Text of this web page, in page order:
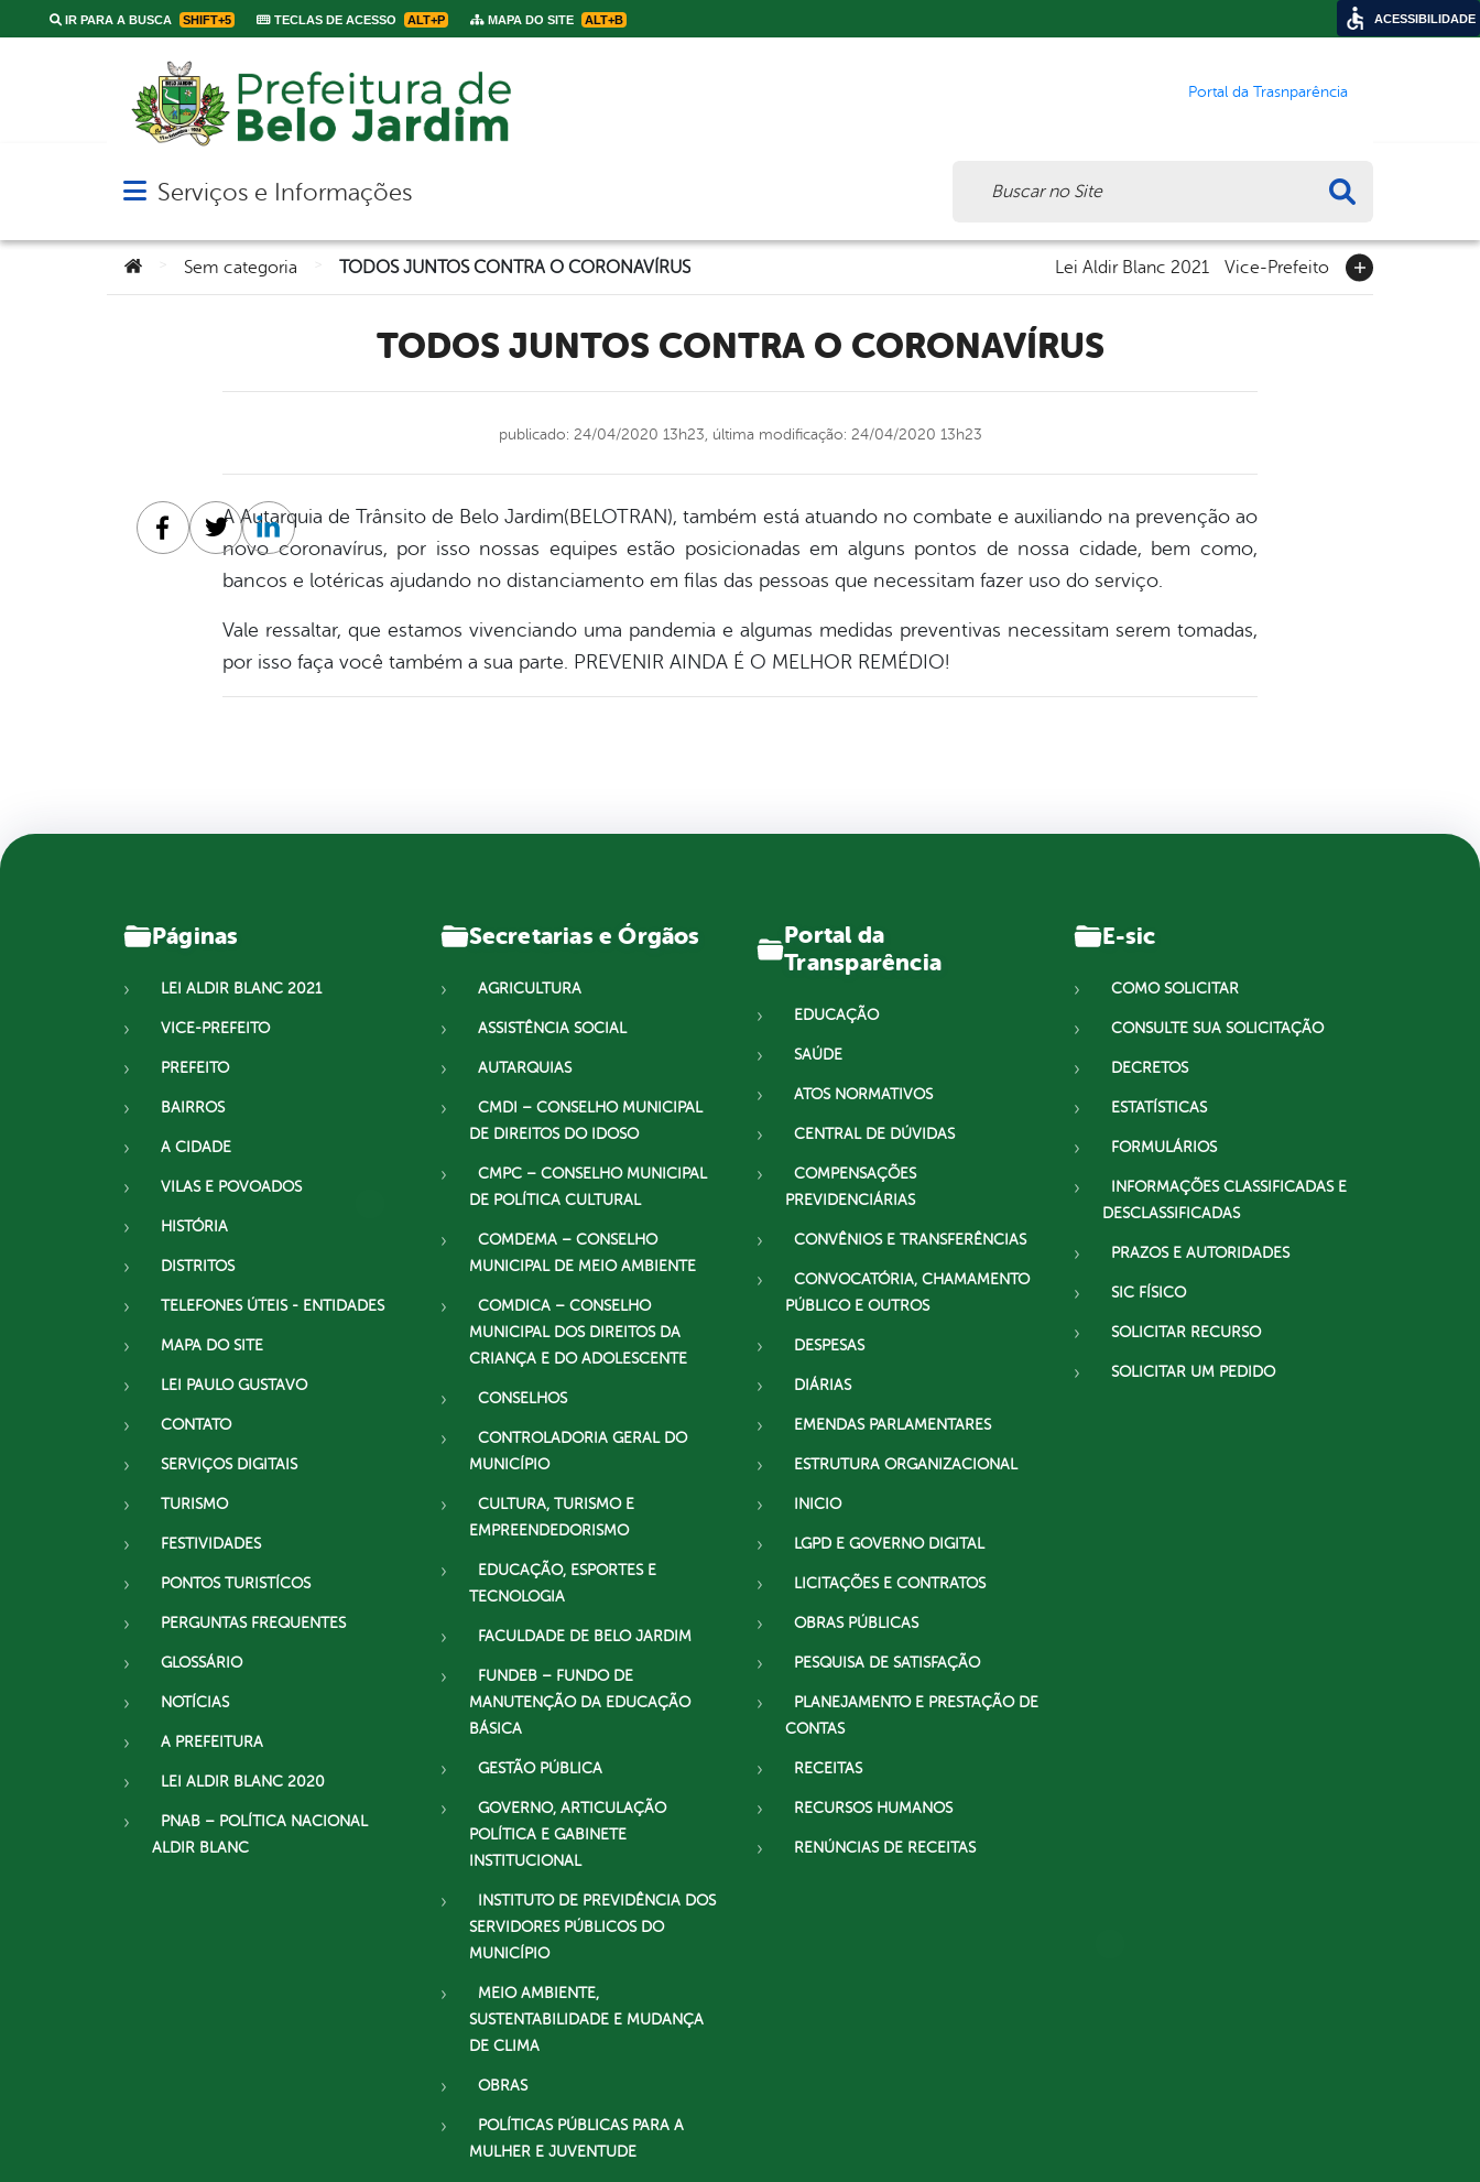
IR PARA A BUSCA SHIFT+5 TECLAS DE ACESSO ALT+P MAPA DO SITE ALT+B
Portal da Trasnparência
Abrir menu principal de navegação
Serviços e Informações
Você está aqui:Sem categoria TODOS JUNTOS CONTRA O CORONAVÍRUS Lei Aldir Blanc 2021 Vice-Prefeito
TODOS JUNTOS CONTRA O CORONAVÍRUS
publicado: 24/04/2020 13h23, última modificação: 24/04/2020 13h23
A Autarquia de Trânsito de Belo Jardim(BELOTRAN), também está atuando no combate e auxiliando na prevenção ao
novo coronavírus, por isso nossas equipes estão posicionadas em alguns pontos de nossa cidade, bem como,
bancos e lotéricas ajudando no distanciamento em filas das pessoas que necessitam fazer uso do serviço.
Vale ressaltar, que estamos vivenciando uma pandemia e algumas medidas preventivas necessitam serem tomadas,
por isso faça você também a sua parte. PREVENIR AINDA É O MELHOR REMÉDIO!
Facebook
TwitterLinkedin
Páginas
LEI ALDIR BLANC 2021
VICE-PREFEITO
PREFEITO
BAIRROS
A CIDADE
VILAS E POVOADOS
HISTÓRIA
DISTRITOS
TELEFONES ÚTEIS - ENTIDADES
MAPA DO SITE
LEI PAULO GUSTAVO
CONTATO
SERVIÇOS DIGITAIS
TURISMO
FESTIVIDADES
PONTOS TURISTÍCOS
PERGUNTAS FREQUENTES
GLOSSÁRIO
NOTÍCIAS
A PREFEITURA
LEI ALDIR BLANC 2020
PNAB – POLÍTICA NACIONAL
ALDIR BLANC
Secretarias e Órgãos
AGRICULTURA
ASSISTÊNCIA SOCIAL
AUTARQUIAS
CMDI – CONSELHO MUNICIPAL
DE DIREITOS DO IDOSO
CMPC – CONSELHO MUNICIPAL
DE POLÍTICA CULTURAL
COMDEMA – CONSELHO
MUNICIPAL DE MEIO AMBIENTE
COMDICA – CONSELHO
MUNICIPAL DOS DIREITOS DA
CRIANÇA E DO ADOLESCENTE
CONSELHOS
CONTROLADORIA GERAL DO
MUNICÍPIO
CULTURA, TURISMO E
EMPREENDEDORISMO
EDUCAÇÃO, ESPORTES E
TECNOLOGIA
FACULDADE DE BELO JARDIM
FUNDEB – FUNDO DE
MANUTENÇÃO DA EDUCAÇÃO
BÁSICA
GESTÃO PÚBLICA
GOVERNO, ARTICULAÇÃO
POLÍTICA E GABINETE
INSTITUCIONAL
INSTITUTO DE PREVIDÊNCIA DOS
SERVIDORES PÚBLICOS DO
MUNICÍPIO
MEIO AMBIENTE,
SUSTENTABILIDADE E MUDANÇA
DE CLIMA
OBRAS
POLÍTICAS PÚBLICAS PARA A
MULHER E JUVENTUDE
Portal da
Transparência
EDUCAÇÃO
SAÚDE
ATOS NORMATIVOS
CENTRAL DE DÚVIDAS
COMPENSAÇÕES
PREVIDENCIÁRIAS
CONVÊNIOS E TRANSFERÊNCIAS
CONVOCATÓRIA, CHAMAMENTO
PÚBLICO E OUTROS
DESPESAS
DIÁRIAS
EMENDAS PARLAMENTARES
ESTRUTURA ORGANIZACIONAL
INICIO
LGPD E GOVERNO DIGITAL
LICITAÇÕES E CONTRATOS
OBRAS PÚBLICAS
PESQUISA DE SATISFAÇÃO
PLANEJAMENTO E PRESTAÇÃO DE
CONTAS
RECEITAS
RECURSOS HUMANOS
RENÚNCIAS DE RECEITAS
E-sic
COMO SOLICITAR
CONSULTE SUA SOLICITAÇÃO
DECRETOS
ESTATÍSTICAS
FORMULÁRIOS
INFORMAÇÕES CLASSIFICADAS E
DESCLASSIFICADAS
PRAZOS E AUTORIDADES
SIC FÍSICO
SOLICITAR RECURSO
SOLICITAR UM PEDIDO
ACESSIBILIDADE